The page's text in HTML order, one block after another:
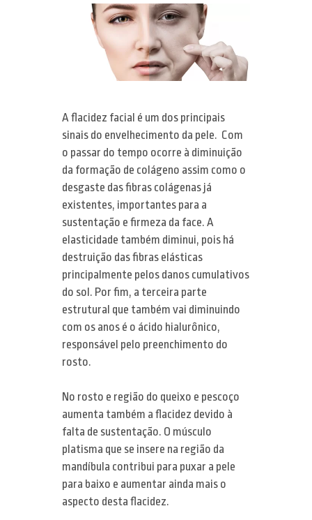
Dermatologia
Tratamentos estéticos
Tecnologia & Inovação
Blog
Contato
MMP – Microinfusão de
Medicamentos na Pele
Laser de Diodo
LED e Bioestimulação
Laser Q-Switched
A flacidez facial é um dos principais
sinais do envelhecimento da pele. Com
o passar do tempo ocorre à diminuição
da formação de colágeno assim como o
desgaste das fibras colágenas já
existentes, importantes para a
sustentação e firmeza da face. A
elasticidade também diminui, pois há
destruição das fibras elásticas
principalmente pelos danos cumulativos
do sol. Por fim, a terceira parte
estrutural que também vai diminuindo
com os anos é o ácido hialurônico,
responsável pelo preenchimento do
rosto.
No rosto e região do queixo e pescoço
aumenta também a flacidez devido à
falta de sustentação. O músculo
platisma que se insere na região da
mandíbula contribui para puxar a pele
para baixo e aumentar ainda mais o
aspecto desta flacidez.